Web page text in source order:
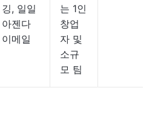
깅, 일일
아젠다
이메일
는 1인
창업
자 및
소규
모 팀